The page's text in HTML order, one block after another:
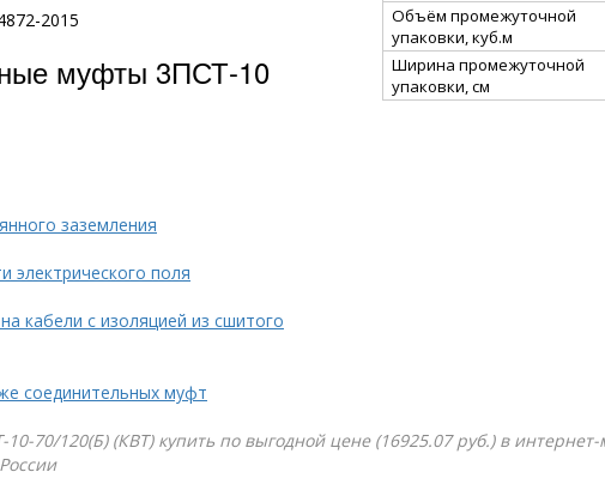
2015
муфты 3ПСТ-10
заземления
электрического поля
кабели с изоляцией из сшитого
соединительных муфт
Объём промежуточной
упаковки, куб.м
Ширина промежуточной
упаковки, см
70/120(Б) (КВТ) купить по выгодной цене (16925.07 руб.) в